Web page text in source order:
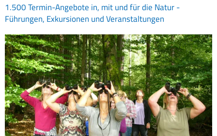
1.500 Termin-Angebote in, mit und für die Natur -
Führungen, Exkursionen und Veranstaltungen